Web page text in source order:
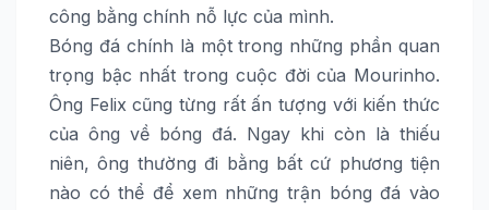
công bằng chính nỗ lực của mình.
Bóng đá chính là một trong những phần quan
trọng bậc nhất trong cuộc đời của Mourinho.
Ông Felix cũng từng rất ấn tượng với kiến thức
của ông về bóng đá. Ngay khi còn là thiếu
niên, ông thường đi bằng bất cứ phương tiện
nào có thể để xem những trận bóng đá vào